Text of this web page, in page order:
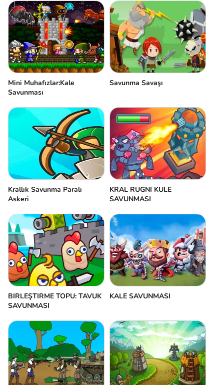
Mini Muhafızlar:Kale
Savunması
Savunma Savaşı
Krallık Savunma Paralı
Askeri
KRAL RUGNI KULE
SAVUNMASI
BIRLEŞTIRME TOPU: TAVUK
SAVUNMASI
KALE SAVUNMASI